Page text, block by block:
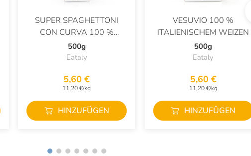
SUPER SPAGHETTONI
CON CURVA 100 %
ITALIENISCHEM WEIZEN
500g
Eataly
5,60 €
11,20 €/kg
HINZUFÜGEN
VESUVIO 100 %
ITALIENISCHEM WEIZEN
500g
Eataly
5,60 €
11,20 €/kg
HINZUFÜGEN